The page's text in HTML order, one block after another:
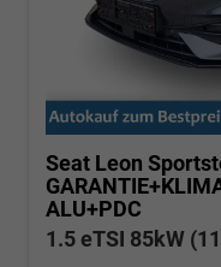
Seat Leon
ALU+PDC
1.5 eTSI 85kW